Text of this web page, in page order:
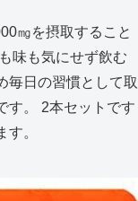
㎎を摂取すること
味も気にせず飲む
毎日の習慣として取
す。 2本セットです
。